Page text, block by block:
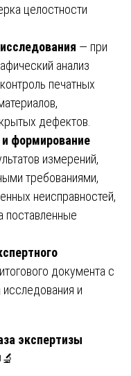
целостности
— при
анализ
печатных
дефектов.
формирование
измерений,
требованиями,
неисправностей,
поставленные
документа с
и
экспертизы